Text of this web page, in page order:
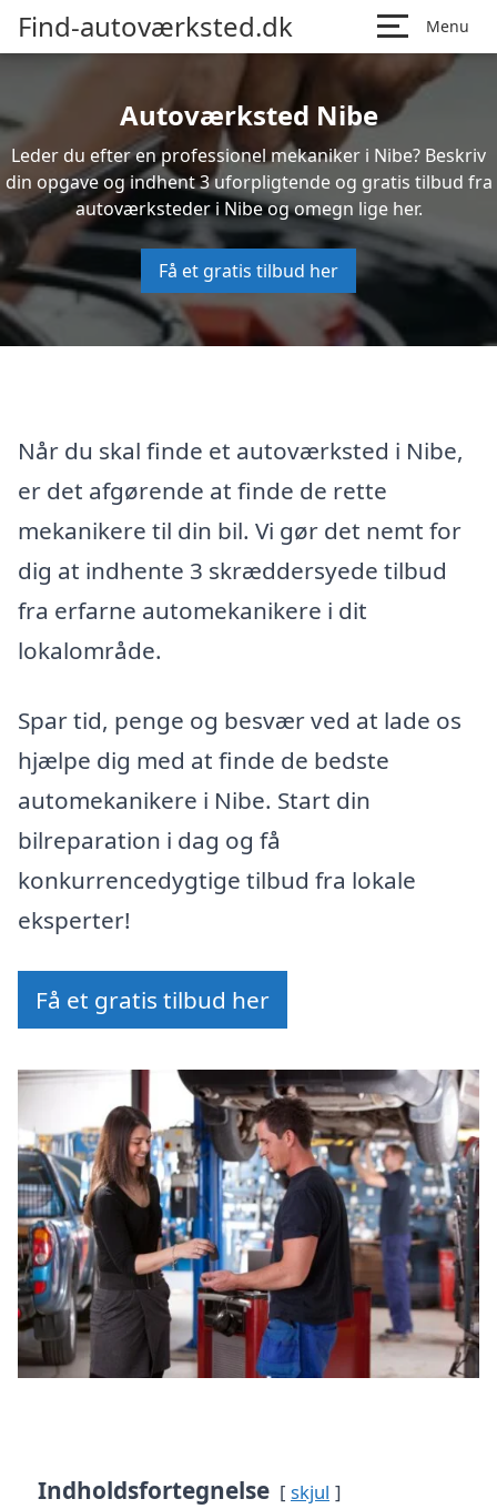
Find-autoværksted.dk Menu
Autoværksted Nibe
Leder du efter en professionel mekaniker i Nibe? Beskriv
din opgave og indhent 3 uforpligtende og gratis tilbud fra
autoværksteder i Nibe og omegn lige her.
Få et gratis tilbud her
Når du skal finde et autoværksted i Nibe,
er det afgørende at finde de rette
mekanikere til din bil. Vi gør det nemt for
dig at indhente 3 skræddersyede tilbud
fra erfarne automekanikere i dit
lokalområde.
Spar tid, penge og besvær ved at lade os
hjælpe dig med at finde de bedste
automekanikere i Nibe. Start din
bilreparation i dag og få
konkurrencedygtige tilbud fra lokale
eksperter!
Få et gratis tilbud her
Indholdsfortegnelse skjul